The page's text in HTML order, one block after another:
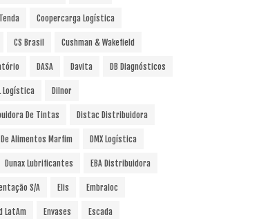
Coopercarga Logística
CS Brasil Cushman & Wakefield
DASA Davita DB Diagnósticos
Logística Dilnor
De Tintas Distac Distribuidora
Alimentos Marfim DMX Logística
Dunax Lubrificantes EBA Distribuidora
S/A Elis Embraloc
LatAm Envases Escada